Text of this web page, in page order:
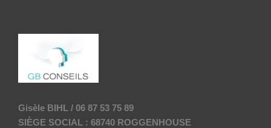
Gisèle BIHL / 06 87 53 75 89
SIÈGE SOCIAL : 68740 ROGGENHOUSE